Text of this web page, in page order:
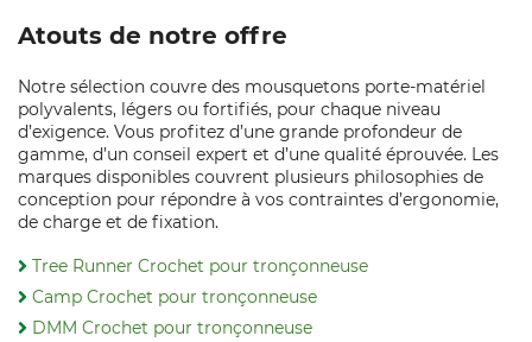
Atouts de notre offre
Notre sélection couvre des mousquetons porte‑matériel
polyvalents, légers ou fortifiés, pour chaque niveau
d’exigence. Vous profitez d’une grande profondeur de
gamme, d’un conseil expert et d’une qualité éprouvée. Les
marques disponibles couvrent plusieurs philosophies de
conception pour répondre à vos contraintes d’ergonomie,
de charge et de fixation.
Tree Runner Crochet pour tronçonneuse
Camp Crochet pour tronçonneuse
DMM Crochet pour tronçonneuse